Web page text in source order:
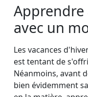
Apprendre
avec un
Les vacances
est tentant de
Néanmoins, avant
bien évidemment